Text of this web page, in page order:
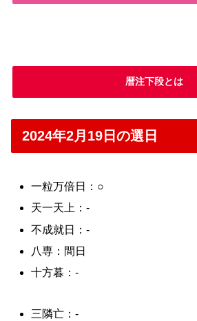
暦注下段とは
2024年2月19日の選日
一粒万倍日：○
天一天上：-
不成就日：-
八専：間日
十方暮：-
三隣亡：-